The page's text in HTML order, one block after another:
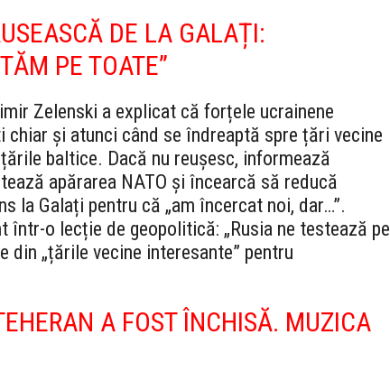
DE LA GALAȚI:
PE TOATE”
Zelenski a explicat că forțele ucrainene
și atunci când se îndreaptă spre țări vecine
baltice. Dacă nu reușesc, informează
apărarea NATO și încearcă să reducă
la Galați pentru că „am încercat noi, dar…”.
într-o lecție de geopolitică: „Rusia ne testează pe
„țările vecine interesante” pentru
A FOST ÎNCHISĂ. MUZICA